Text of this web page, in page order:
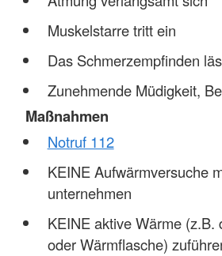
Muskelstarre tritt ein
Das Schmerzempfinden
Zunehmende Müdigkeit,
Maßnahmen
Notruf 112
KEINE Aufwärmversuche
unternehmen
KEINE aktive Wärme (z.B.
oder Wärmflasche)